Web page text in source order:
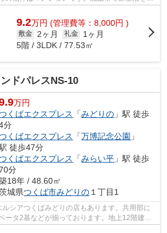
をサポー...
9.2万円 (管理費等：8,000円 )
敷金 2ヶ月 礼金
1ヶ月
5階 / 3LDK / 77.53㎡
ドパレスNS-10
万円
くばエクスプレス
「みどりの 」駅 徒歩
分
くばエクスプレス
「万博記念公園 」
徒歩47分
くばエクスプレス
「みらい平 」駅 徒歩
分
18年 / 48.60㎡
城県つくば市みどりの １丁目1
シアつくばみどりの店もあります。共用部に
ータ2基などが揃っております。地上12階建て
は通風良好...